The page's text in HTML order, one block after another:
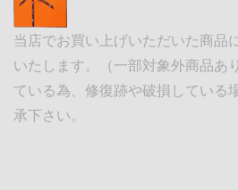
当店でお買い上げいただいた商品
いたします。（一部対象外商品あ
ている為、修復跡や破損している
承下さい。